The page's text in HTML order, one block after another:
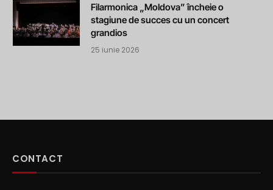
Filarmonica „Moldova” încheie o
stagiune de succes cu un concert
grandios
25 iunie 2026
CONTACT